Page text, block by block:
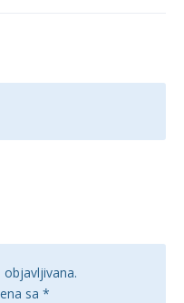
objavljivana.
sa *